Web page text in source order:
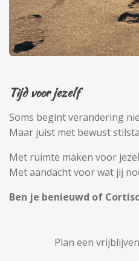
Tijd voor jezelf
Soms begint verandering
Maar juist met bewust
Met ruimte maken voor
Met aandacht voor wat jij
Ben je benieuwd of
Plan een